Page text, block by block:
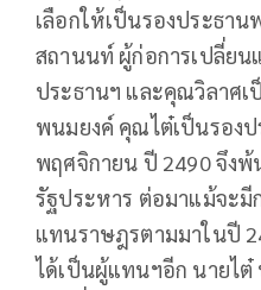
เลือกให้เป็นรองประธา
สถานนท์ ผู้ก่อการเปลี่ยน
ประธานฯ และคุณวิลาศ
พนมยงค์ คุณไต๋เป็นรอง
พฤศจิกายน ปี 2490 จึงพ้
รัฐประหาร ต่อมาแม้จะมี
แทนราษฎรตามมาในปี
ได้เป็นผู้แทนฯอีก นายไต๋